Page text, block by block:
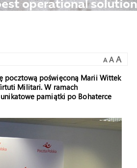
A A A
pocztową poświęconą Marii Wittek
Militari. W ramach
pamiątki po Bohaterce